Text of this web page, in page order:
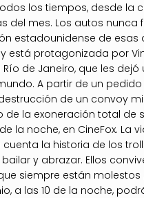
los tiempos, desde la
del mes. Los autos nunca
estadounidense de esas
está protagonizada por
de Janeiro, que les dejó
A partir de un
de un convoy
la exoneración total de
la noche, en CineFox.
la historia de los
y abrazar. Ellos
siempre están
a las 10 de la noche,